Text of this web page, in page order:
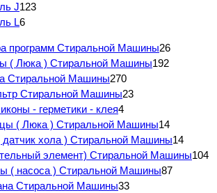
J123
L6
программ Стиральной Машины26
( Люка ) Стиральной Машины192
Стиральной Машины270
Стиральной Машины23
- герметики - клея4
( Люка ) Стиральной Машины14
датчик хола ) Стиральной Машины14
элемент) Стиральной Машины104
( насоса ) Стиральной Машины87
Стиральной Машины33